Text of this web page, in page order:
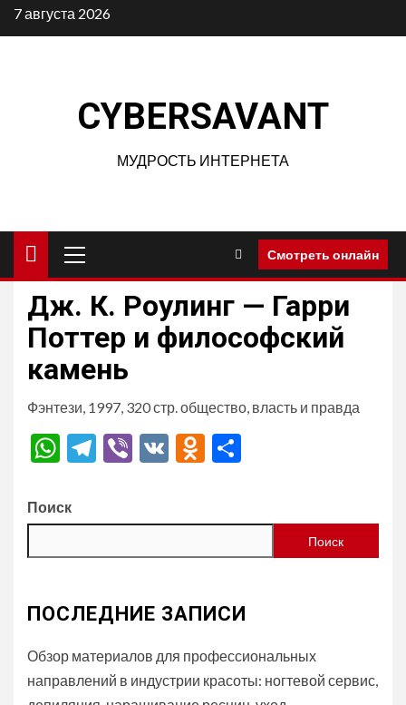
Перейти
к
7 августа 2026
CYBERSAVANT
МУДРОСТЬ ИНТЕРНЕТА
меню
Смотреть онлайн
Дж. К. Роулинг — Гарри
Поттер и философский
камень
Фэнтези, 1997, 320 стр. общество, власть и правда
WhatsApp
Telegram
Viber
VK Odnoklassniki
Поиск
Поиск
ПОСЛЕДНИЕ ЗАПИСИ
Обзор материалов для профессиональных
направлений в индустрии красоты: ногтевой сервис,